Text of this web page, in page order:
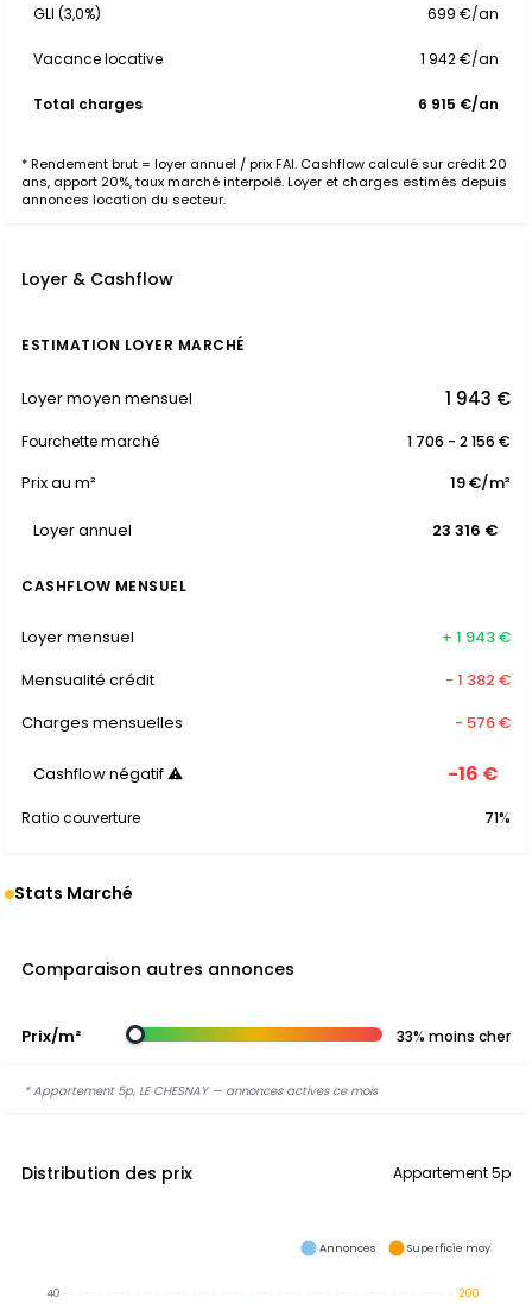
GLI (3,0%) 699 €/an
Vacance locative 1 942 €/an
Total charges 6 915 €/an
* Rendement brut = loyer annuel / prix FAI. Cashflow calculé sur crédit 20
ans, apport 20%, taux marché interpolé. Loyer et charges estimés depuis
annonces location du secteur.
Loyer & Cashflow
ESTIMATION LOYER MARCHÉ
Loyer moyen mensuel 1 943 €
Fourchette marché 1 706 - 2 156 €
Prix au m² 19 €/m²
Loyer annuel 23 316 €
CASHFLOW MENSUEL
Loyer mensuel
+ 1 943 €
Mensualité crédit
- 1 382 €
Charges mensuelles
- 576 €
Cashflow négatif ⚠ -16 €
Ratio couverture 71%
Stats Marché
Comparaison autres annonces
Prix/m² 33% moins cher
* Appartement 5p, LE CHESNAY — annonces actives ce mois
Distribution des prix Appartement 5p
200
40
Annonces Superficie moy.